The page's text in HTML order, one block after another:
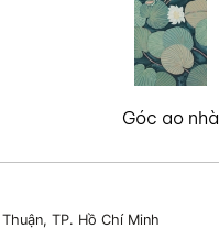
Góc ao nhà
TP. Hồ Chí Minh